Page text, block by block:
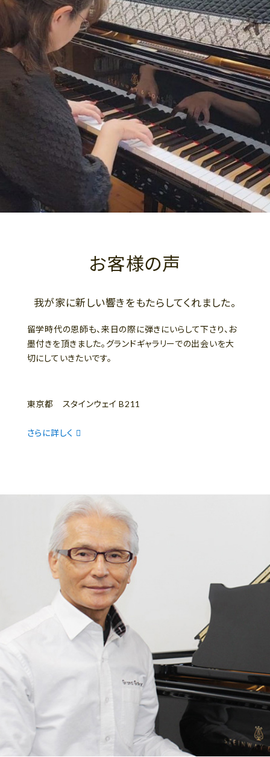
お客様の声
我が家に新しい響きをもたらしてくれました。
留学時代の恩師も、来日の際に弾きにいらして下さり、お
墨付きを頂きました。グランドギャラリーでの出会いを大
切にしていきたいです。
東京都 スタインウェイ B211
さらに詳しく